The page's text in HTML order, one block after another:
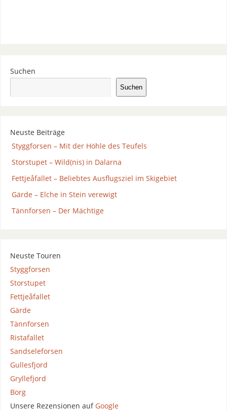
Suchen
Suchen
Neuste Beiträge
Styggforsen – Mit der Höhle des Teufels
Storstupet – Wild(nis) in Dalarna
Fettjeåfallet – Beliebtes Ausflugsziel im Skigebiet
Gärde – Elche in Stein verewigt
Tännforsen – Der Mächtige
Neuste Touren
Styggforsen
Storstupet
Fettjeåfallet
Gärde
Tännforsen
Ristafallet
Sandseleforsen
Gullesfjord
Gryllefjord
Borg
Unsere Rezensionen aufGoogle